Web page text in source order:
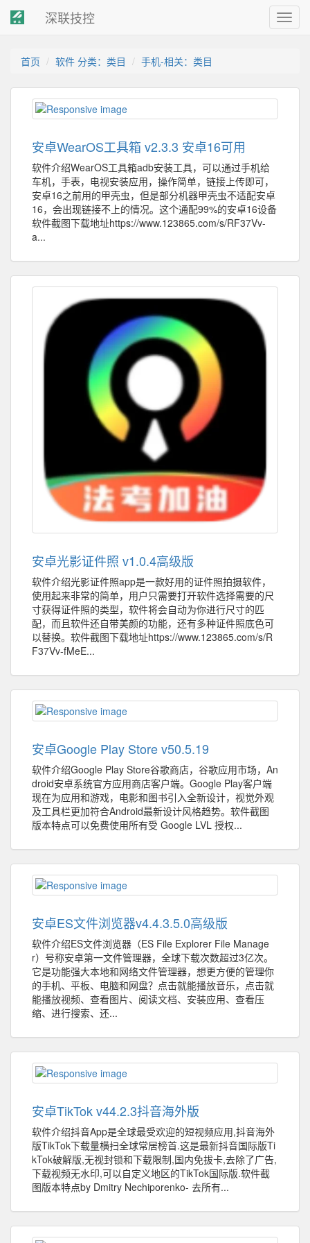
深联技控
首页 软件 分类：类目 手机-相关：类目
安卓WearOS工具箱 v2.3.3 安卓16可用
软件介绍WearOS工具箱adb安装工具，可以通过手机给
车机，手表，电视安装应用，操作简单，链接上传即可，
安卓16之前用的甲壳虫，但是部分机器甲壳虫不适配安卓
16，会出现链接不上的情况。这个通配99%的安卓16设备
软件截图下载地址https://www.123865.com/s/RF37Vv-
a...
安卓光影证件照 v1.0.4高级版
软件介绍光影证件照app是一款好用的证件照拍摄软件，
使用起来非常的简单，用户只需要打开软件选择需要的尺
寸获得证件照的类型，软件将会自动为你进行尺寸的匹
配，而且软件还自带美颜的功能，还有多种证件照底色可
以替换。软件截图下载地址https://www.123865.com/s/R
F37Vv-fMeE...
安卓Google Play Store v50.5.19
软件介绍Google Play Store谷歌商店，谷歌应用市场，An
droid安卓系统官方应用商店客户端。Google Play客户端
现在为应用和游戏，电影和图书引入全新设计，视觉外观
及工具栏更加符合Android最新设计风格趋势。软件截图
版本特点可以免费使用所有受 Google LVL 授权...
安卓ES文件浏览器v4.4.3.5.0高级版
软件介绍ES文件浏览器（ES File Explorer File Manage
r）号称安卓第一文件管理器，全球下载次数超过3亿次。
它是功能强大本地和网络文件管理器，想更方便的管理你
的手机、平板、电脑和网盘？点击就能播放音乐，点击就
能播放视频、查看图片、阅读文档、安装应用、查看压
缩、进行搜索、还...
安卓TikTok v44.2.3抖音海外版
软件介绍抖音App是全球最受欢迎的短视频应用,抖音海外
版TikTok下载量横扫全球常居榜首.这是最新抖音国际版Ti
kTok破解版,无视封锁和下载限制,国内免拔卡,去除了广告,
下载视频无水印,可以自定义地区的TikTok国际版.软件截
图版本特点by Dmitry Nechiporenko- 去所有...